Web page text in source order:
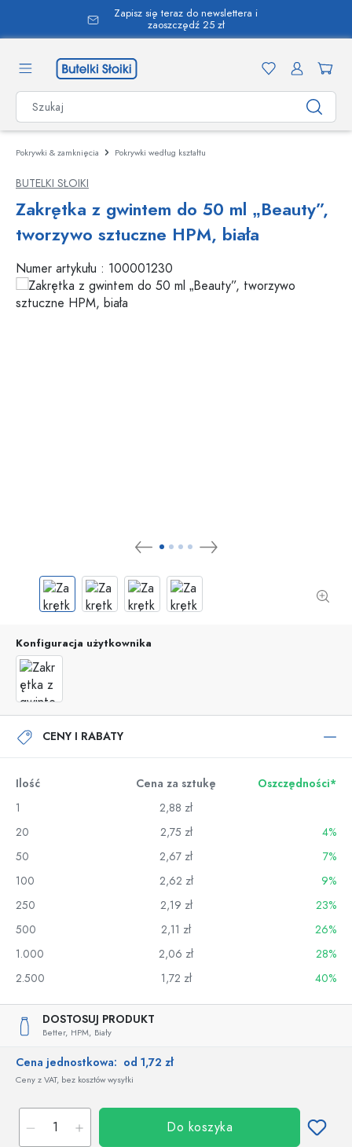
zawartości
Zapisz się teraz do newslettera i
zaoszczędź 25 zł
Pokrywki & zamknięcia Pokrywki według kształtu
BUTELKI SŁOIKI
Zakrętka z gwintem do 50 ml „Beauty”,
tworzywo sztuczne HPM, biała
Numer artykułu : 100001230
Konfiguracja użytkownika
CENY I RABATY
Ilość Cena za sztukę
Oszczędności*
1
2,88 zł
20
2,75 zł
4%
50
2,67 zł
7%
100
2,62 zł
9%
250
2,19 zł
23%
500
2,11 zł
26%
1.000
2,06 zł
28%
2.500
1,72 zł 40%
DOSTOSUJ PRODUKT
Better, HPM, Biały
Cena jednostkowa: od 1,72 zł
Ceny z VAT, bez kosztów wysyłki
Do koszyka